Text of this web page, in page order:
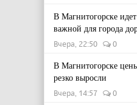
В Магнитогорске
важной для города
Вчера, 22:50 0
В Магнитогорске
резко выросли
Вчера, 14:57 0